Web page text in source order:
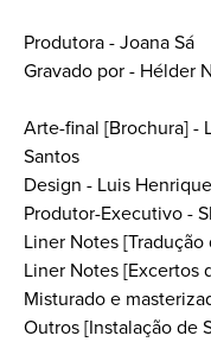
Produtora - Joana Sá
Gravado por - Hélder
Arte-final [Brochura] -
Santos
Design - Luis
Produtor-Executivo -
Liner Notes
Liner Notes [Excertos
Misturado e
Outros [Instalação de